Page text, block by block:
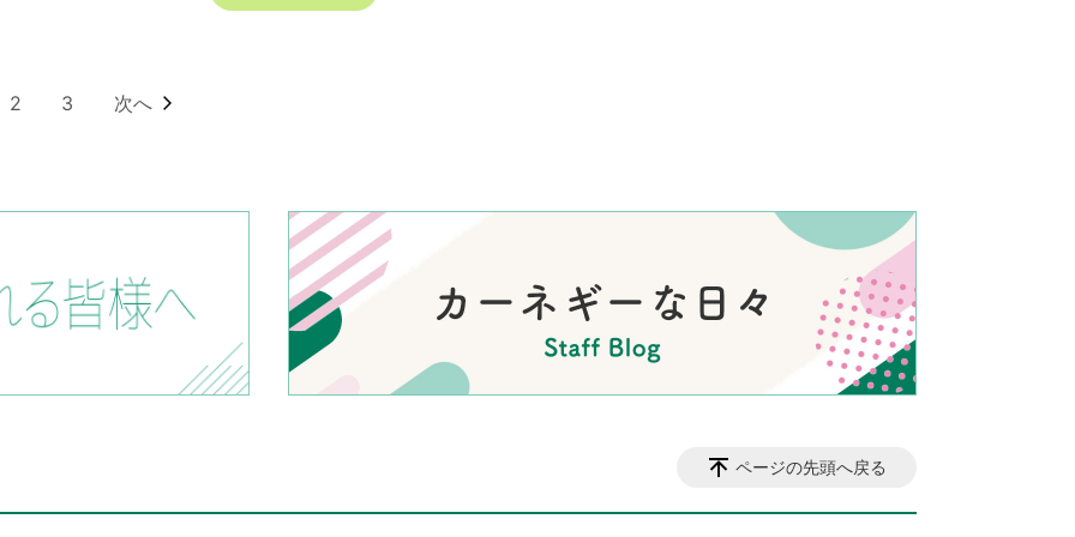
2 3 次へ
ページの先頭へ戻る